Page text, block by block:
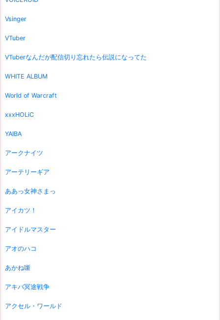
Vsinger
VTuber
VTuberなんだが配信切り忘れたら伝説になってた
WHITE ALBUM
World of Warcraft
xxxHOLiC
YAIBA
アークナイツ
アーテリーギア
ああっ女神さまっ
アイカツ！
アイドルマスター
アオのハコ
あかね噺
アキバ冥途戦争
アクセル・ワールド